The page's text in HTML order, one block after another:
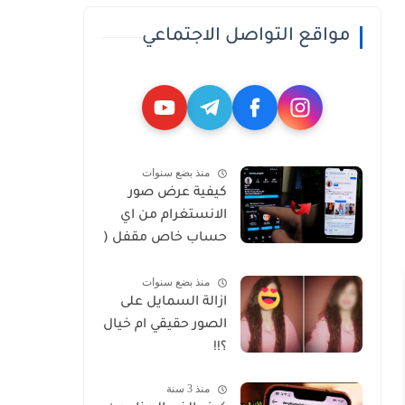
مواقع التواصل الاجتماعي
منذ بضع سنوات
كيفية عرض صور
الانستغرام من اي
حساب خاص مقفل (
منذ بضع سنوات
ازالة السمايل على
الصور حقيقي ام خيال
؟!!
منذ 3 سنة